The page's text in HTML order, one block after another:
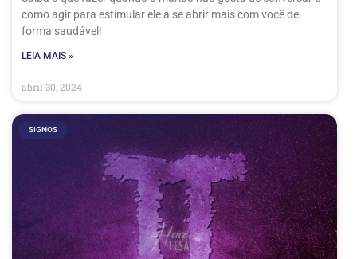
como agir para estimular ele a se abrir mais com você de
forma saudável!
LEIA MAIS »
abril 30, 2024
SIGNOS